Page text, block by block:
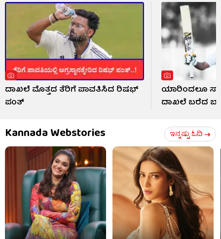
ದಾಖಲೆ ಮೊತ್ತದ ತೆರಿಗೆ ಪಾವತಿಸಿದ ರಿಷಭ್
ಪಂತ್
ಯಾರಿಂದಲೂ
ದಾಖಲೆ ಬರೆದ
Kannada Webstories ಇನ್ನಷ್ಟು ಓದಿ